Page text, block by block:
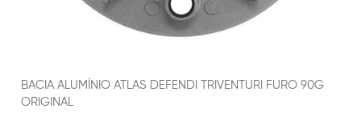
BACIA ALUMÍNIO ATLAS DEFENDI TRIVENTURI FURO 90G
ORIGINAL